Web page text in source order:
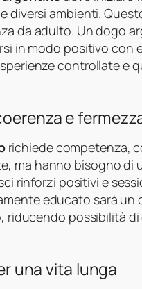
diversi ambienti.
da adulto. Un dogo
in modo positivo con
controllate e
e
richiede competenza,
ma hanno bisogno di
rinforzi positivi e
educato sarà un
riducendo possibilità
una vita lunga